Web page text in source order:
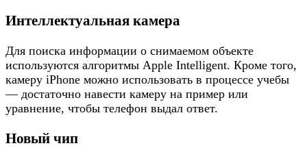
Интеллектуальная камера
Для поиска информации о снимаемом объекте
используются алгоритмы Apple Intelligent. Кроме того,
камеру iPhone можно использовать в процессе учебы
— достаточно навести камеру на пример или
уравнение, чтобы телефон выдал ответ.
Новый чип